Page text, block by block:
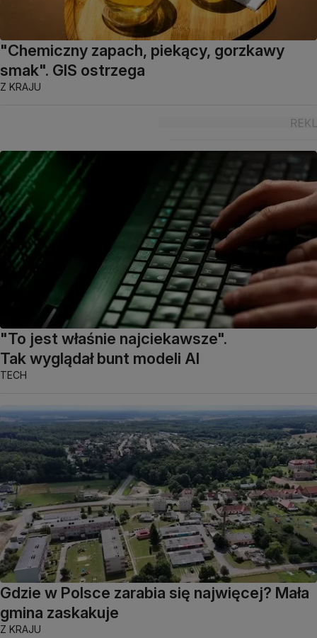
"Chemiczny zapach, piekący, gorzkawy
smak". GIS ostrzega
Z KRAJU
"To jest właśnie najciekawsze".
Tak wyglądał bunt modeli AI
TECH
Gdzie w Polsce zarabia się najwięcej? Mała
gmina zaskakuje
Z KRAJU